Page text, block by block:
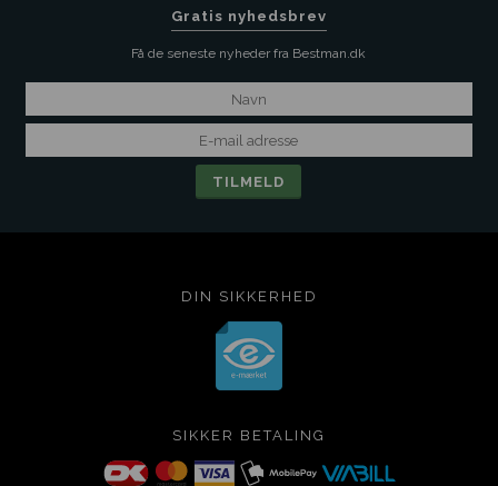
Gratis nyhedsbrev
Få de seneste nyheder fra Bestman.dk
DIN SIKKERHED
SIKKER BETALING